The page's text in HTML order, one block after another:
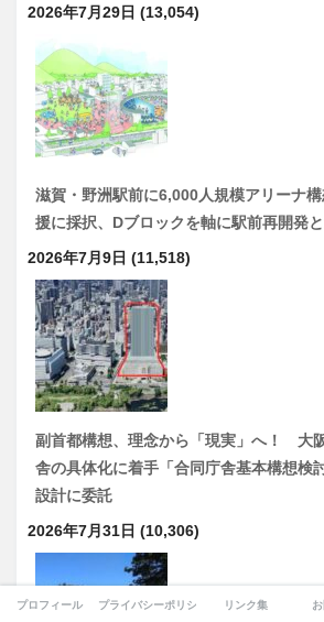
2026年7月29日 (13,054)
滋賀・野洲駅前に6,000人規模アリーナ
援に採択、Dブロックを軸に駅前再開発
2026年7月9日 (11,518)
副首都構想、理念から「現実」へ！ 大
舎の具体化に着手「合同庁舎基本構想検
設計に委託
2026年7月31日 (10,306)
プロフィール プライバシーポリシー リンク集